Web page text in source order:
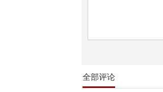
全部评论